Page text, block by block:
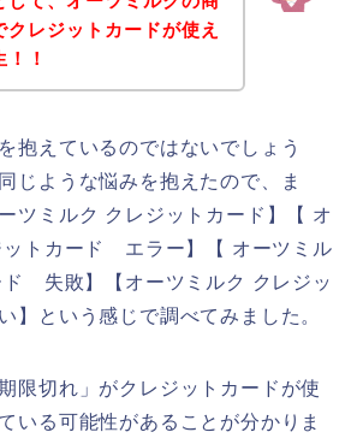
レジットカードが使え
！
抱えているのではないでしょう
じような悩みを抱えたので、ま
ツミルク クレジットカード】【 オ
ットカード エラー】【 オーツミル
ド 失敗】【オーツミルク クレジッ
】という感じで調べてみました。
限切れ」がクレジットカードが使
いる可能性があることが分かりま